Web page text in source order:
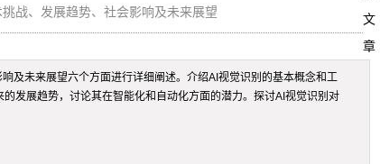
战、发展趋势、社会影响及未来展望
及未来展望六个方面进行详细阐述。介绍AI视觉识别的基本概念和工
发展趋势，讨论其在智能化和自动化方面的潜力。探讨AI视觉识别对
文
章